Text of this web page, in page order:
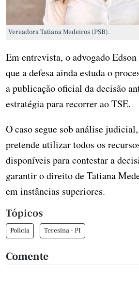
Vereadora Tatiana Medeiros (PSB).
Em entrevista, o advogado
que a defesa ainda estuda o
a publicação oficial da decisão
estratégia para recorrer ao TSE.
O caso segue sob análise
pretende utilizar todos os
disponíveis para contestar a
garantir o direito de Tatiana
em instâncias superiores.
Tópicos
Polícia Teresina - PI
Comente